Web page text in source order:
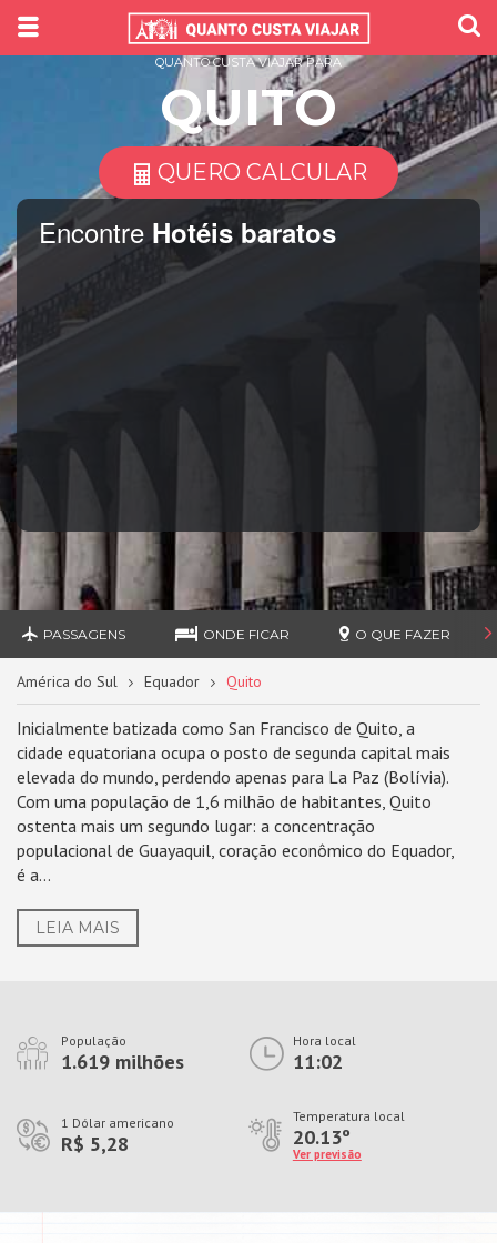
Encontre Hotéis baratos
QUANTO CUSTA VIAJAR PARA
QUITO
QUERO CALCULAR
PASSAGENS ONDE FICAR O QUE FAZER
América do Sul Equador Quito
Inicialmente batizada como San Francisco de Quito, a
cidade equatoriana ocupa o posto de segunda capital mais
elevada do mundo, perdendo apenas para La Paz (Bolívia).
Com uma população de 1,6 milhão de habitantes, Quito
ostenta mais um segundo lugar: a concentração
populacional de Guayaquil, coração econômico do Equador,
é a...
LEIA MAIS
População
1.619 milhões
Hora local
11:02
1 Dólar americano
R$ 5,28
Temperatura local
20.13º
Ver previsão